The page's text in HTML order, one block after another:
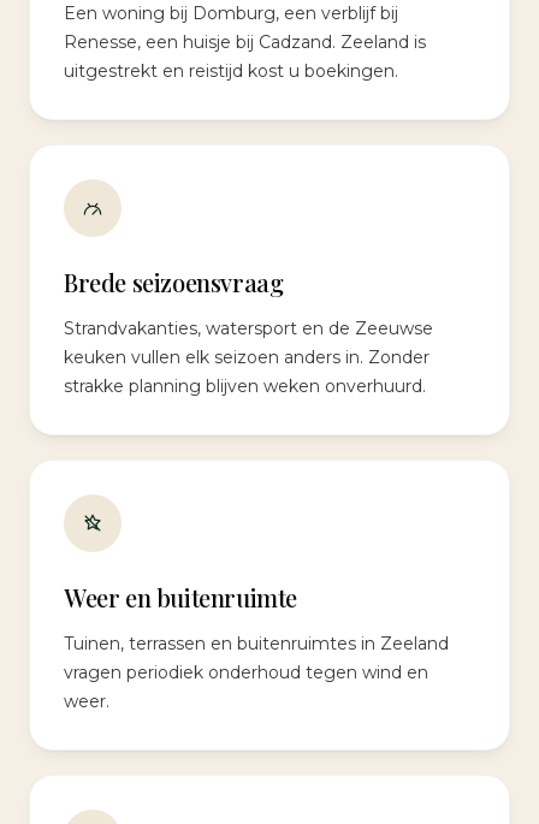
Een woning bij Domburg, een verblijf bij
Renesse, een huisje bij Cadzand. Zeeland is
uitgestrekt en reistijd kost u boekingen.
Brede seizoensvraag
Strandvakanties, watersport en de Zeeuwse
keuken vullen elk seizoen anders in. Zonder
strakke planning blijven weken onverhuurd.
Weer en buitenruimte
Tuinen, terrassen en buitenruimtes in Zeeland
vragen periodiek onderhoud tegen wind en
weer.